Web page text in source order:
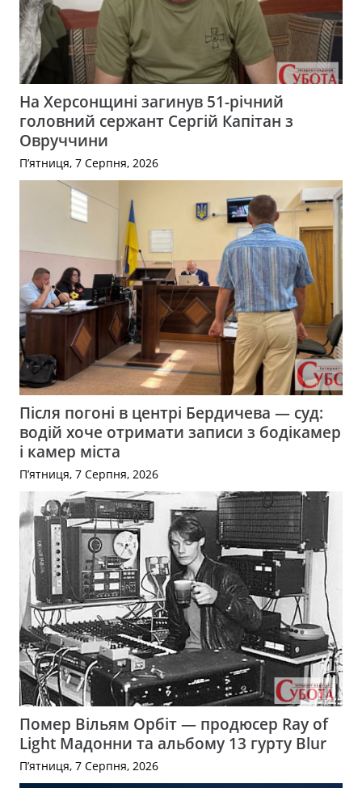
На Херсонщині загинув 51-річний
головний сержант Сергій Капітан з
Овруччини
П’ятниця, 7 Серпня, 2026
Після погоні в центрі Бердичева — суд:
водій хоче отримати записи з бодікамер
і камер міста
П’ятниця, 7 Серпня, 2026
Помер Вільям Орбіт — продюсер Ray of
Light Мадонни та альбому 13 гурту Blur
П’ятниця, 7 Серпня, 2026